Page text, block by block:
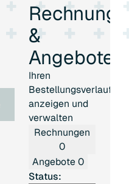
&
Angebote
Ihren
Bestellungsverlauf
anzeigen und
verwalten
Rechnungen
0
Angebote0
Status: